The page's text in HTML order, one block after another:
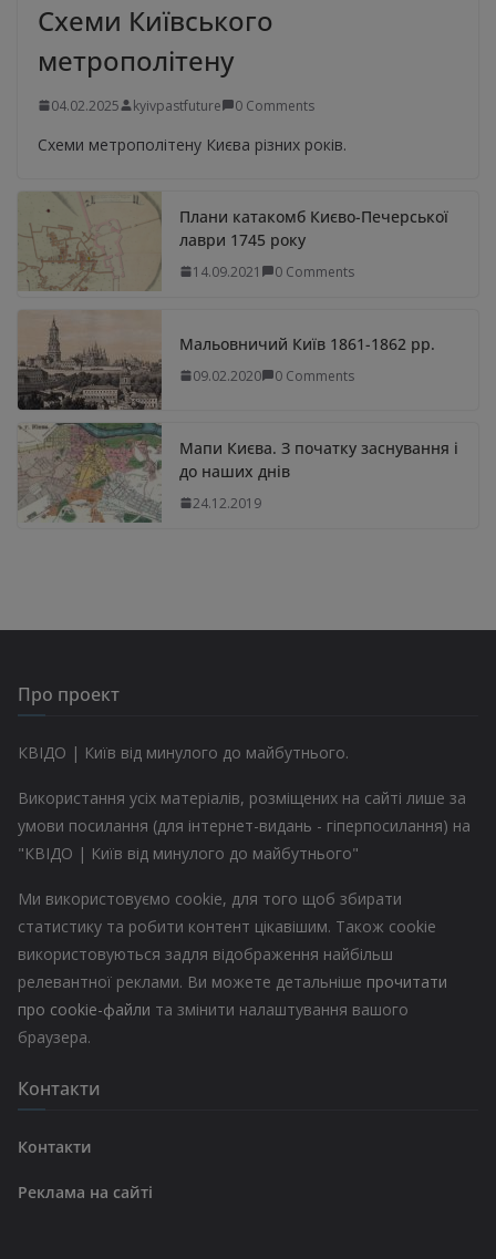
Схеми Київського
метрополітену
04.02.2025 kyivpastfuture 0 Comments
Схеми метрополітену Києва різних років.
Плани катакомб Києво-Печерської
лаври 1745 року
14.09.2021 0 Comments
Мальовничий Київ 1861-1862 рр.
09.02.2020 0 Comments
Мапи Києва. З початку заснування і
до наших днів
24.12.2019
Про проект
КВІДО | Київ від минулого до майбутнього.
Використання усіх матеріалів, розміщених на сайті лише за
умови посилання (для інтернет-видань - гіперпосилання) на
"КВІДО | Київ від минулого до майбутнього"
Ми використовуємо cookie, для того щоб збирати
статистику та робити контент цікавішим. Також cookie
використовуються задля відображення найбільш
релевантної реклами. Ви можете детальніше прочитати
про cookie-файли та змінити налаштування вашого
браузера.
Контакти
Контакти
Реклама на сайті